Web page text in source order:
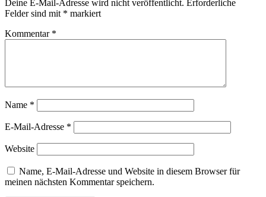
Deine E-Mail-Adresse wird nicht veröffentlicht. Erforderliche
Felder sind mit * markiert
Kommentar *
Name *
E-Mail-Adresse *
Website
Name, E-Mail-Adresse und Website in diesem Browser für
meinen nächsten Kommentar speichern.